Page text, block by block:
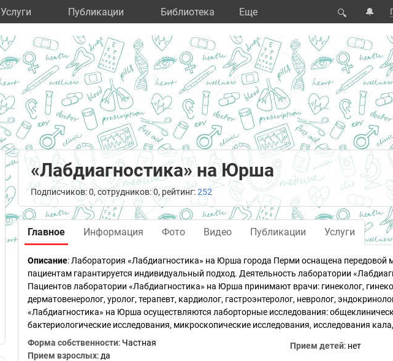
Услуги Публикации Библиотека Eще 🔍 🔔
«Лабдиагностика» на Юрша
Подписчиков: 0, сотрудников: 0, рейтинг:252
Главное Информация Фото Видео Публикации Услуги
Описание: Лаборатория «Лабдиагностика» на Юрша города Перми оснащена передовой
пациентам гарантируется индивидуальный подход. Деятельность лаборатории
Пациентов лаборатории «Лабдиагностика» на Юрша принимают врачи: гинеколог,
дерматовенеролог, уролог, терапевт, кардиолог, гастроэнтеролог, невролог,
«Лабдиагностика» на Юрша осуществляются лаборторные исследования:
бактериологические исследования, микроскопические исследования, исследования кала,
Форма собственности: Частная
Прием взрослых: да
Прием детей: нет